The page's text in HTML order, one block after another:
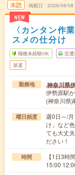
未読
NEW
掲載日 2026/08/08
〈カンタン作
スメの仕分け
職種未経験OK 交通
派遣
勤務地 神奈川県
伊勢原駅
(神奈川県
曜日頻度
週0日～/
け」など
ても大丈
ださい！
時間
【1日3時
15:00